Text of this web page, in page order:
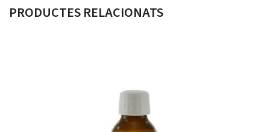
PRODUCTES RELACIONATS